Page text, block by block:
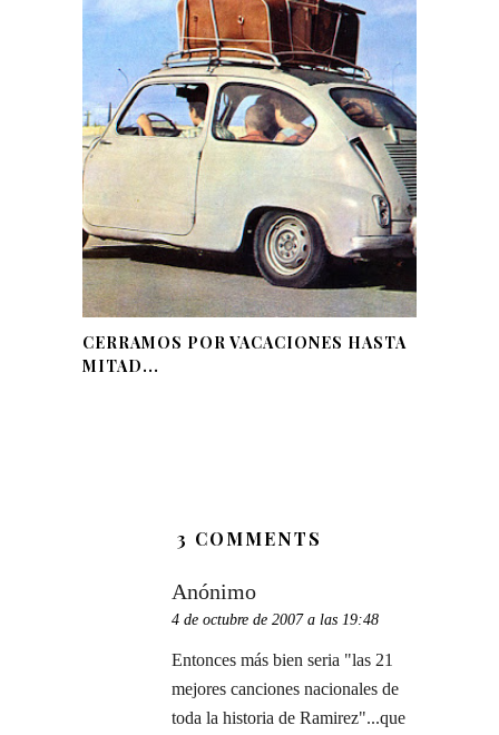
CERRAMOS POR VACACIONES HASTA
MITAD...
3 COMMENTS
Anónimo
4 de octubre de 2007 a las 19:48
Entonces más bien seria "las 21
mejores canciones nacionales de
toda la historia de Ramirez"...que